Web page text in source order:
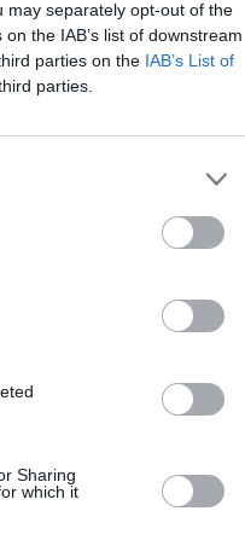
may separately opt-out of the
the IAB’s list of downstream
parties on the IAB’s List of
parties.
Sharing
which it
min